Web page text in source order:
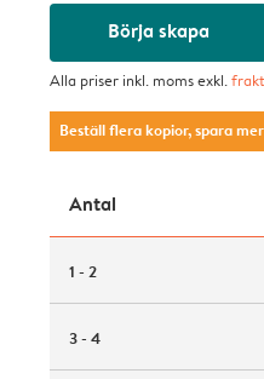
Börja skapa
Alla priser inkl. moms exkl.frakt
Beställ flera kopior, spara mer
Antal
1 - 2
3 - 4